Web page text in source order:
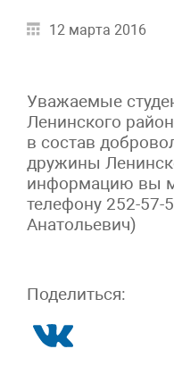
12 марта 2016
Уважаемые
Ленинского
в состав
дружины
информацию вы
телефону 252-57-
Анатольевич)
Поделиться: